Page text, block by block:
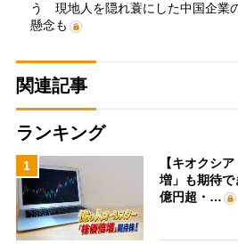
う 現地人を隠れ蓑にした中国企業
懸念も
関連記事
ランキング
1
【キオクシ
増」も期待
億円超・…